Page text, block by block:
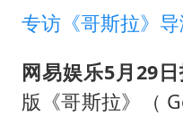
专访《哥斯拉》
网易娱乐5月29
版《哥斯拉》（